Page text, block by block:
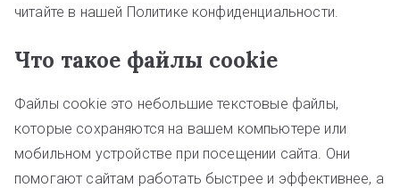
читайте в нашей Политике конфиденциальности.
Что такое файлы cookie
Файлы cookie это небольшие текстовые файлы,
которые сохраняются на вашем компьютере или
мобильном устройстве при посещении сайта. Они
помогают сайтам работать быстрее и эффективнее, а